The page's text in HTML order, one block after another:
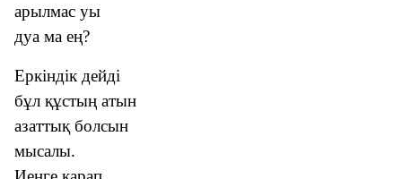
арылмас уы
дуа ма ең?
Еркіндік дейді
бұл құстың атын
азаттық болсын
мысалы.